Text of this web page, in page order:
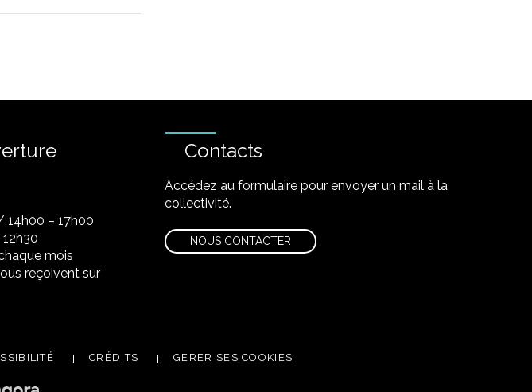
14h00 – 17h00
mois
reçoivent sur
Contacts
Accédez au formulaire pour envoyer un mail à la
collectivité.
NOUS CONTACTER
CRÉDITS GERER SES COOKIES